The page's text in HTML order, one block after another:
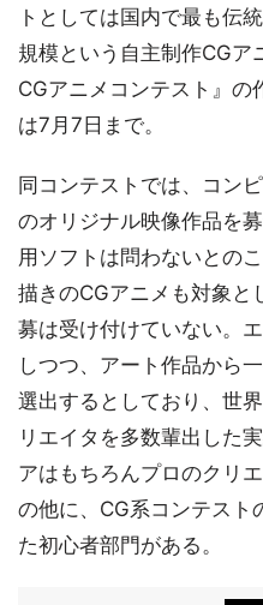
トとしては国内で最も伝
規模という自主制作CGア
CGアニメコンテスト』の
は7月7日まで。
同コンテストでは、コン
のオリジナル映像作品を
用ソフトは問わないとの
描きのCGアニメも対象と
募は受け付けていない。
しつつ、アート作品から
選出するとしており、世
リエイタを多数輩出した
アはもちろんプロのクリ
の他に、CG系コンテスト
た初心者部門がある。